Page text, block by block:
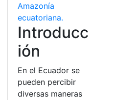
Amazonía
ecuatoriana.
Introducc
ión
En el Ecuador se
pueden percibir
diversas maneras